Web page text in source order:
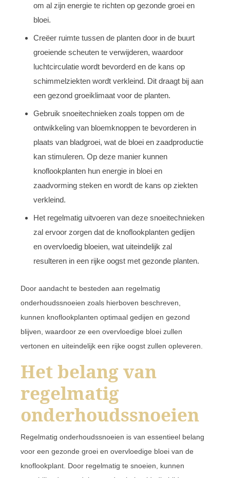
om al zijn energie te richten op gezonde groei en
bloei.
Creëer ruimte tussen de planten door in de buurt
groeiende scheuten te verwijderen, waardoor
luchtcirculatie wordt bevorderd en de kans op
schimmelziekten wordt verkleind. Dit draagt bij aan
een gezond groeiklimaat voor de planten.
Gebruik snoeitechnieken zoals toppen om de
ontwikkeling van bloemknoppen te bevorderen in
plaats van bladgroei, wat de bloei en zaadproductie
kan stimuleren. Op deze manier kunnen
knoflookplanten hun energie in bloei en
zaadvorming steken en wordt de kans op ziekten
verkleind.
Het regelmatig uitvoeren van deze snoeitechnieken
zal ervoor zorgen dat de knoflookplanten gedijen
en overvloedig bloeien, wat uiteindelijk zal
resulteren in een rijke oogst met gezonde planten.
Door aandacht te besteden aan regelmatig
onderhoudssnoeien zoals hierboven beschreven,
kunnen knoflookplanten optimaal gedijen en gezond
blijven, waardoor ze een overvloedige bloei zullen
vertonen en uiteindelijk een rijke oogst zullen opleveren.
Het belang van
regelmatig
onderhoudssnoeien
Regelmatig onderhoudssnoeien is van essentieel belang
voor een gezonde groei en overvloedige bloei van de
knoflookplant. Door regelmatig te snoeien, kunnen